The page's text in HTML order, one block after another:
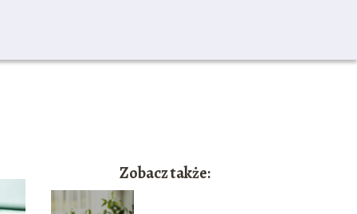
Zobacz także: